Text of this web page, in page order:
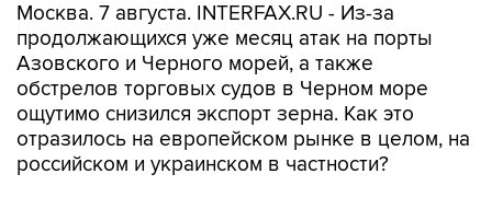
Москва. 7 августа. INTERFAX.RU - Из-за
продолжающихся уже месяц атак на порты
Азовского и Черного морей, а также
обстрелов торговых судов в Черном море
ощутимо снизился экспорт зерна. Как это
отразилось на европейском рынке в целом, на
российском и украинском в частности?